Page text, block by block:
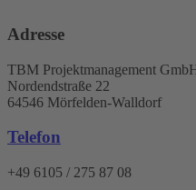
Adresse
TBM Projektmanagement
Nordendstraße 22
64546 Mörfelden-Walldorf
Telefon
+49 6105 / 275 87 08